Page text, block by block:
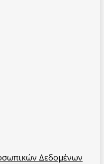
Δεδομένων